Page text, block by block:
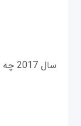
سال 2017 چه محصولات جنجالی را ملاقات می‌کنیم؟